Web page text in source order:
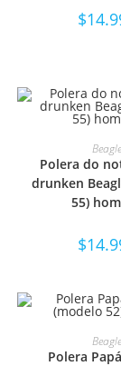
$
SELECCIONAR
Beagle
Polera do
drunken
55)
$
SELECCIONAR
Beagle
Polera